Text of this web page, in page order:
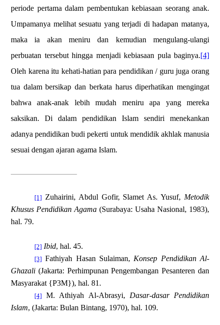
periode pertama dalam pembentukan kebiasaan seorang anak.
Umpamanya melihat sesuatu yang terjadi di hadapan matanya,
maka ia akan meniru dan kemudian mengulang-ulangi
perbuatan tersebut hingga menjadi kebiasaan pula baginya.[4]
Oleh karena itu kehati-hatian para pendidikan / guru juga orang
tua dalam bersikap dan berkata harus diperhatikan mengingat
bahwa anak-anak lebih mudah meniru apa yang mereka
saksikan. Di dalam pendidikan Islam sendiri menekankan
adanya pendidikan budi pekerti untuk mendidik akhlak manusia
sesuai dengan ajaran agama Islam.
[1] Zuhairini, Abdul Gofir, Slamet As. Yusuf, Metodik
Khusus Pendidikan Agama (Surabaya: Usaha Nasional, 1983),
hal. 79.
[2] Ibid, hal. 45.
[3] Fathiyah Hasan Sulaiman, Konsep Pendidikan Al-
Ghazali (Jakarta: Perhimpunan Pengembangan Pesanteren dan
Masyarakat {P3M}), hal. 81.
[4] M. Athiyah Al-Abrasyi, Dasar-dasar Pendidikan
Islam, (Jakarta: Bulan Bintang, 1970), hal. 109.